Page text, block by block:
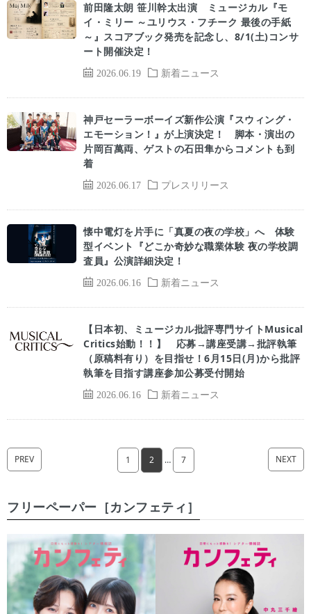
2026.06.19 新着ニュース
前田隆太朗 笹川幹太出演 ミュージカル『モ
イ・ミリー ～ユリウス・フチーク 最後の手紙
～』スコアブック発売を記念し、8/1(土)コンサ
ート開催決定！
2026.06.17 プレスリリース
神戸セーラーボーイズ新作公演『スウィング・
エモーション！』が上演決定！ 脚本・演出の
片岡百萬両、ゲストの石田隼からコメントも到
着
2026.06.16 新着ニュース
懐中電灯を片手に「真夏の夜の学校」へ 体験
型イベント『どこか奇妙な職業体験 夜の学校調
査員』公演詳細決定！
2026.06.16 新着ニュース
【日本初、ミュージカル批評専門サイトMusical
Critics始動！！】 応募→講座受講→批評執筆
（原稿料有り）を目指せ！6月15日(月)から批評
執筆を目指す講座参加公募受付開始
PREV 1 2 … 7 NEXT
フリーペーパー［カンフェティ］